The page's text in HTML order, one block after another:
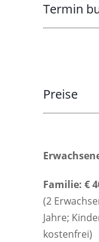
Termin
Preise
Familie: €
(2
Jahre;
kostenfrei)